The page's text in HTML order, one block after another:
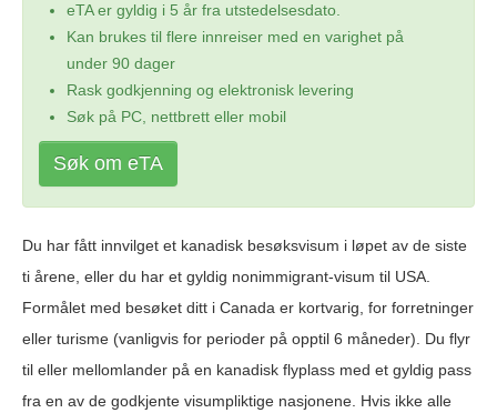
eTA er gyldig i 5 år fra utstedelsesdato.
Kan brukes til flere innreiser med en varighet på
under 90 dager
Rask godkjenning og elektronisk levering
Søk på PC, nettbrett eller mobil
Søk om eTA
Du har fått innvilget et kanadisk besøksvisum i løpet av de siste
ti årene, eller du har et gyldig nonimmigrant-visum til USA.
Formålet med besøket ditt i Canada er kortvarig, for forretninger
eller turisme (vanligvis for perioder på opptil 6 måneder). Du flyr
til eller mellomlander på en kanadisk flyplass med et gyldig pass
fra en av de godkjente visumpliktige nasjonene. Hvis ikke alle